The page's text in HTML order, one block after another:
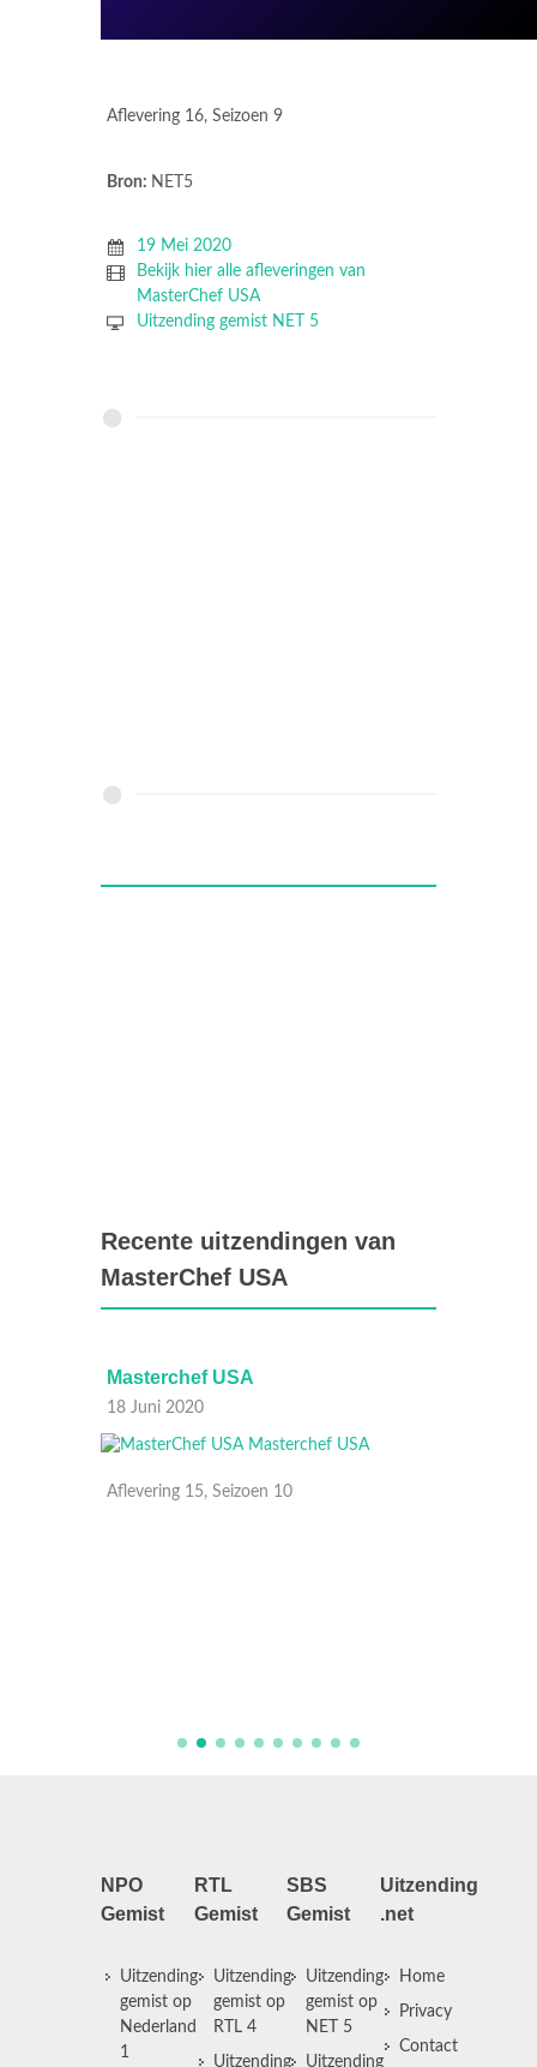
Aflevering 16, Seizoen 9
Bron: NET5
19 Mei 2020
Bekijk hier alle afleveringen van
MasterChef USA
Uitzending gemist NET 5
Recente uitzendingen van
MasterChef USA
Masterchef USA
18 Juni 2020
Aflevering 15, Seizoen 10
NPO
Gemist
Uitzending
gemist op
Nederland
1
RTL
Gemist
Uitzending
gemist op
RTL 4
Uitzending
SBS
Gemist
Uitzending
gemist op
NET 5
Uitzending
Uitzending
.net
Home
Privacy
Contact